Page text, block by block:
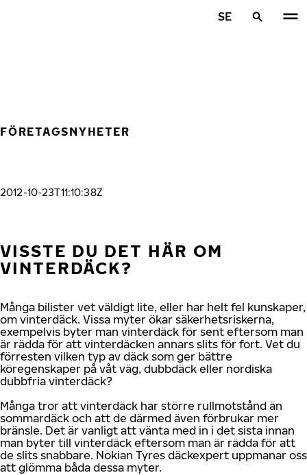
SE
FÖRETAGSNYHETER
2012-10-23T11:10:38Z
VISSTE DU DET HÄR OM
VINTERDÄCK?
Många bilister vet väldigt lite, eller har helt fel kunskaper,
om vinterdäck. Vissa myter ökar säkerhetsriskerna,
exempelvis byter man vinterdäck för sent eftersom man
är rädda för att vinterdäcken annars slits för fort. Vet du
förresten vilken typ av däck som ger bättre
köregenskaper på våt väg, dubbdäck eller nordiska
dubbfria vinterdäck?
Många tror att vinterdäck har större rullmotstånd än
sommardäck och att de därmed även förbrukar mer
bränsle. Det är vanligt att vänta med in i det sista innan
man byter till vinterdäck eftersom man är rädda för att
de slits snabbare. Nokian Tyres däckexpert uppmanar oss
att glömma båda dessa myter.